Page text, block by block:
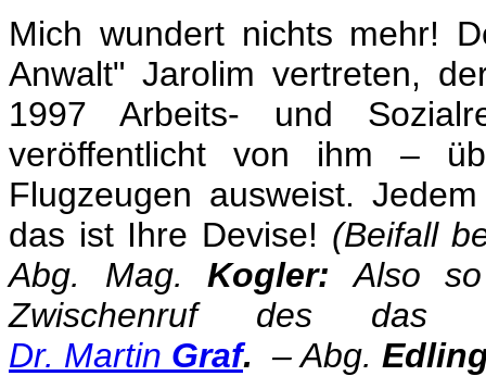
Mich wundert nichts mehr!
Anwalt" Jarolim vertreten,
1997 Arbeits- und
veröffentlicht von ihm –
Flugzeugen ausweist.
das ist Ihre Devise! (Beifall
Abg. Mag.Kogler: Also
Zwischenruf des das
Dr. Martin Graf. – Abg.